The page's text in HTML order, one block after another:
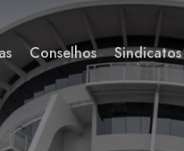
Conselhos Sindicatos